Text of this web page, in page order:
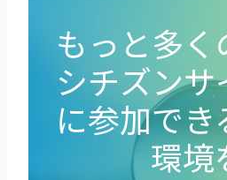
もっと多く
シチズンサ
に参加で
環境